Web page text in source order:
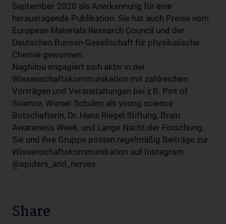
September 2020 als Anerkennung für eine
herausragende Publikation. Sie hat auch Preise vom
European Materials Research Council und der
Deutschen Bunsen-Gesellschaft für physikalische
Chemie gewonnen.
Naghilou engagiert sich aktiv in der
Wissenschaftskommunikation mit zahlreichen
Vorträgen und Veranstaltungen bei z.B. Pint of
Science, Wiener Schulen als young science
Botschafterin, Dr. Hans Riegel Stiftung, Brain
Awareness Week, und Lange Nacht der Forschung.
Sie und ihre Gruppe posten regelmäßig Beiträge zur
Wissenschaftskommunikation auf Instagram
@spiders_and_nerves.
Share